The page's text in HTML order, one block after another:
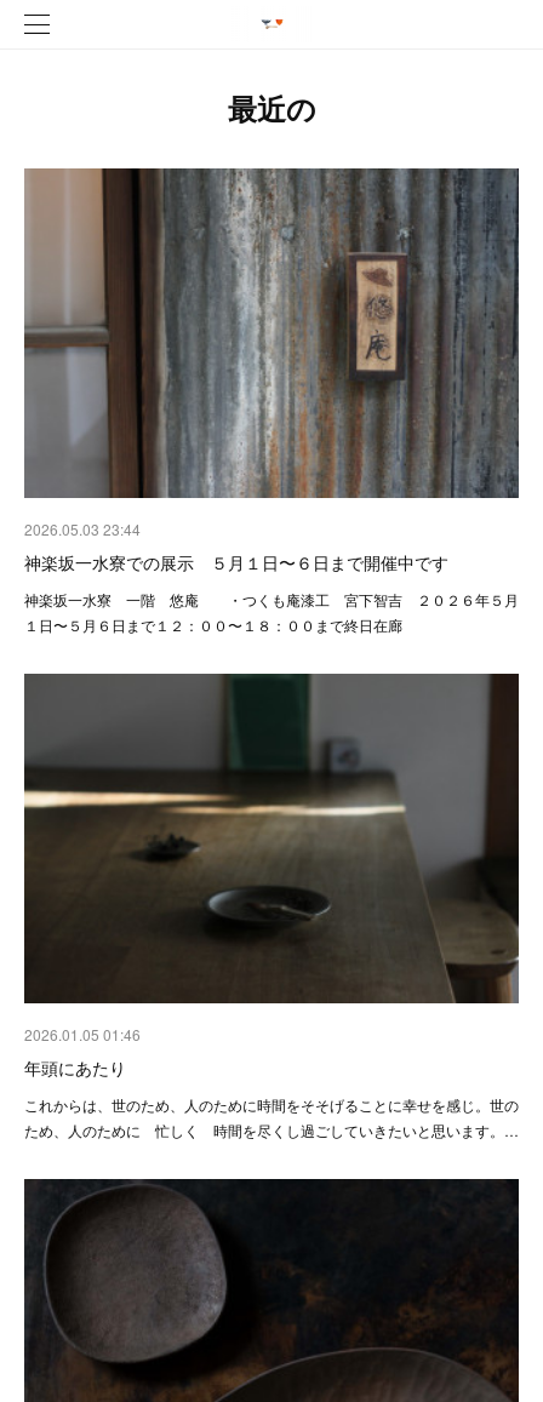
最近の
2026.05.03 23:44
神楽坂一水寮での展示 ５月１日〜６日まで開催中です
神楽坂一水寮 一階 悠庵 ・つくも庵漆工 宮下智吉 ２０２６年５月
１日〜５月６日まで１２：００〜１８：００まで終日在廊
2026.01.05 01:46
年頭にあたり
これからは、世のため、人のために時間をそそげることに幸せを感じ。世の
ため、人のために 忙しく 時間を尽くし過ごしていきたいと思います。…